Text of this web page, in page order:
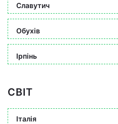
Славутич
Обухів
Ірпінь
СВІТ
Італія